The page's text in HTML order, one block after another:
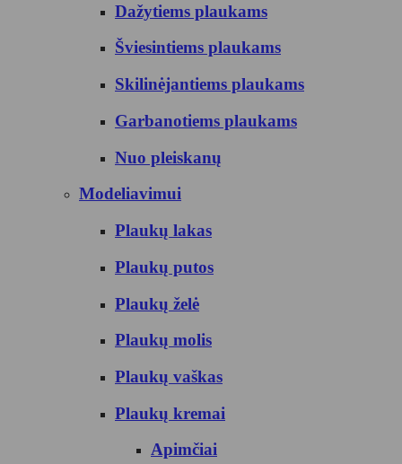
Dažytiems plaukams
Šviesintiems plaukams
Skilinėjantiems plaukams
Garbanotiems plaukams
Nuo pleiskanų
Modeliavimui
Plaukų lakas
Plaukų putos
Plaukų želė
Plaukų molis
Plaukų vaškas
Plaukų kremai
Apimčiai